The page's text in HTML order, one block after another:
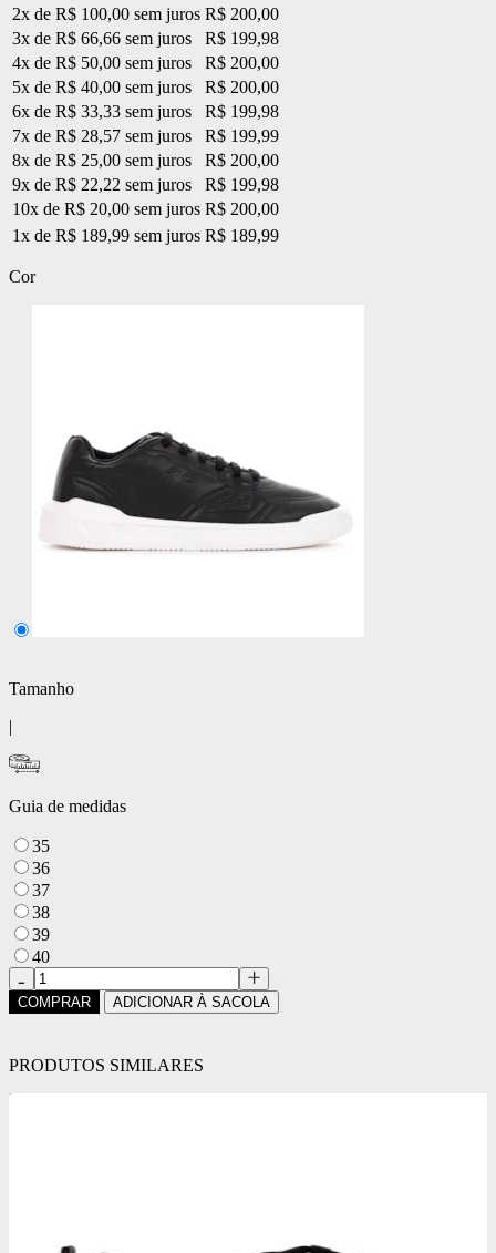
2x de R$ 100,00 sem juros R$ 200,00
3x de R$ 66,66 sem juros
R$ 199,98
4x de R$ 50,00 sem juros
R$ 200,00
5x de R$ 40,00 sem juros
R$ 200,00
6x de R$ 33,33 sem juros
R$ 199,98
7x de R$ 28,57 sem juros
R$ 199,99
8x de R$ 25,00 sem juros
R$ 200,00
9x de R$ 22,22 sem juros
R$ 199,98
10x de R$ 20,00 sem juros R$ 200,00
1x de R$ 189,99 sem juros R$ 189,99
Cor
Tamanho
|
Guia de medidas
35
36
37
38
39
40
COMPRAR ADICIONAR À SACOLA
PRODUTOS SIMILARES